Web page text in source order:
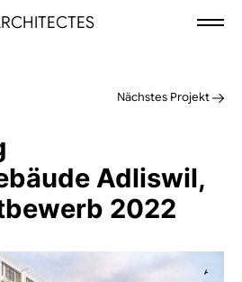
Nächstes Projekt
Adliswil,
2022